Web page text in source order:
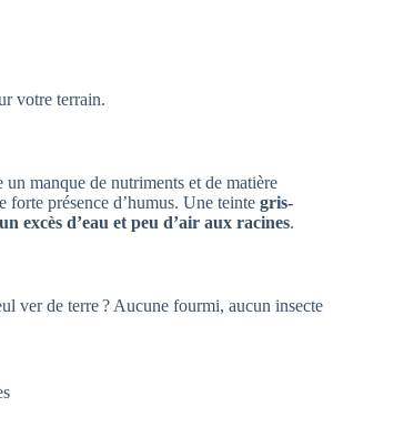
votre terrain.
un manque de nutriments et de matière
forte présence d’humus. Une teinte gris-
un excès d’eau et peu d’air aux racines.
ver de terre ? Aucune fourmi, aucun insecte